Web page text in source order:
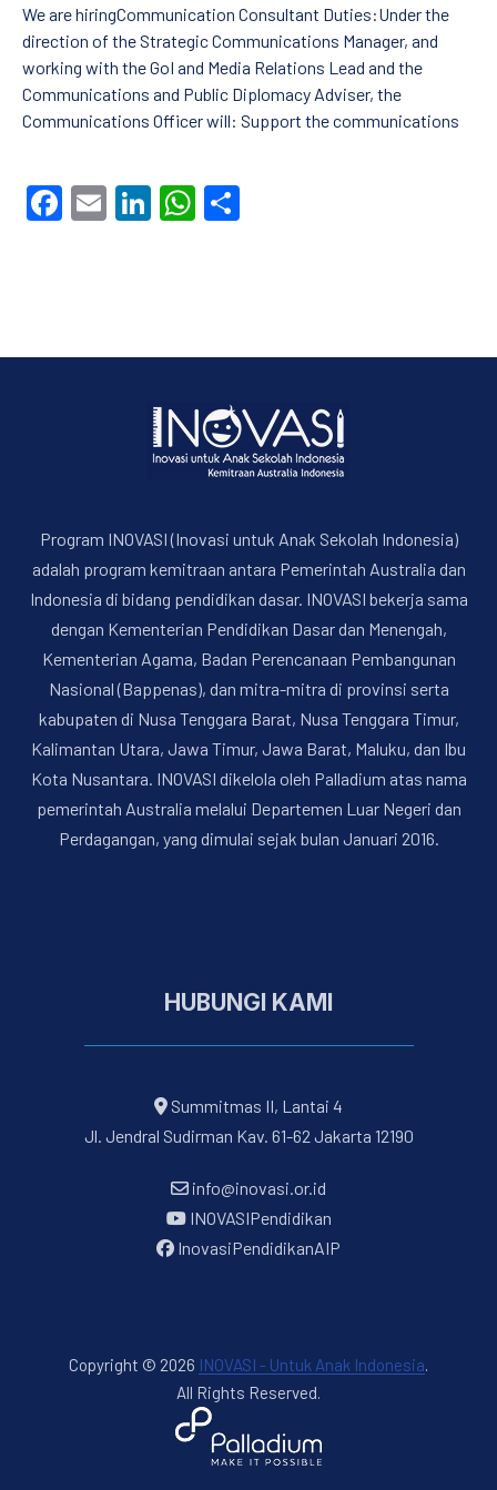
We are hiringCommunication Consultant Duties:Under the
direction of the Strategic Communications Manager, and
working with the GoI and Media Relations Lead and the
Communications and Public Diplomacy Adviser, the
Communications Officer will: Support the communications
Facebook
EmailLinkedIn
WhatsApp
Program INOVASI (Inovasi untuk Anak Sekolah Indonesia)
adalah program kemitraan antara Pemerintah Australia dan
Indonesia di bidang pendidikan dasar. INOVASI bekerja sama
dengan Kementerian Pendidikan Dasar dan Menengah,
Kementerian Agama, Badan Perencanaan Pembangunan
Nasional (Bappenas), dan mitra-mitra di provinsi serta
kabupaten di Nusa Tenggara Barat, Nusa Tenggara Timur,
Kalimantan Utara, Jawa Timur, Jawa Barat, Maluku, dan Ibu
Kota Nusantara. INOVASI dikelola oleh Palladium atas nama
pemerintah Australia melalui Departemen Luar Negeri dan
Perdagangan, yang dimulai sejak bulan Januari 2016.
HUBUNGI KAMI
Summitmas II, Lantai 4
Jl. Jendral Sudirman Kav. 61-62 Jakarta 12190
info@inovasi.or.id
INOVASIPendidikan
InovasiPendidikanAIP
Copyright © 2026 INOVASI - Untuk Anak Indonesia.
All Rights Reserved.
FORQY